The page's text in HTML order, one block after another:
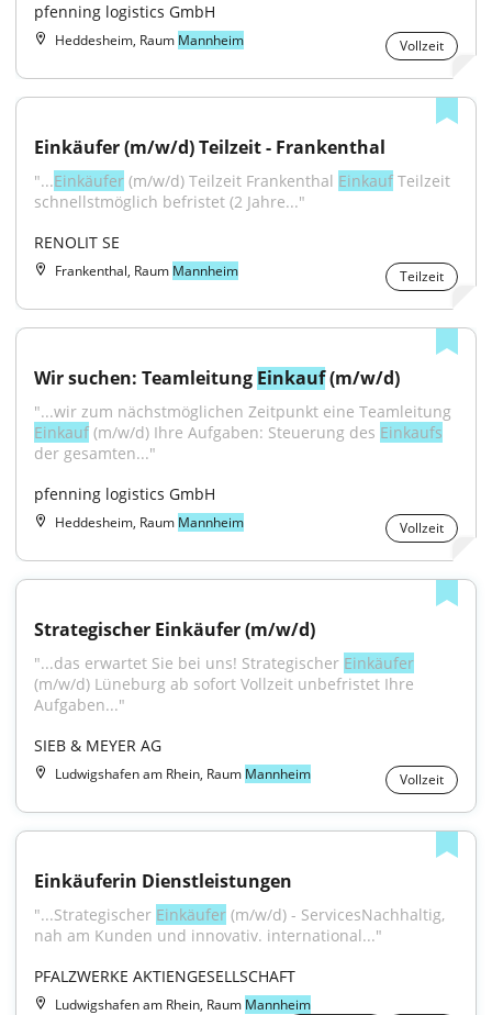
pfenning logistics GmbH
Heddesheim, Raum Mannheim Vollzeit
Einkäufer (m/w/d) Teilzeit - Frankenthal
"...Einkäufer (m/w/d) Teilzeit Frankenthal Einkauf Teilzeit
schnellstmöglich befristet (2 Jahre..."
RENOLIT SE
Frankenthal, Raum Mannheim Teilzeit
Wir suchen: Teamleitung Einkauf (m/w/d)
Einkauf (m/w/d) Ihre Aufgaben: Steuerung des Einkaufs
der gesamten..."
pfenning logistics GmbH
Heddesheim, Raum Mannheim Vollzeit
Strategischer Einkäufer (m/w/d)
"...das erwartet Sie bei uns! Strategischer Einkäufer
(m/w/d) Lüneburg ab sofort Vollzeit unbefristet Ihre
Aufgaben..."
SIEB & MEYER AG
Ludwigshafen am Rhein, Raum Mannheim Vollzeit
Einkäuferin Dienstleistungen
"...Strategischer Einkäufer (m/w/d) - ServicesNachhaltig,
nah am Kunden und innovativ. international..."
PFALZWERKE AKTIENGESELLSCHAFT
Ludwigshafen am Rhein, Raum Mannheim